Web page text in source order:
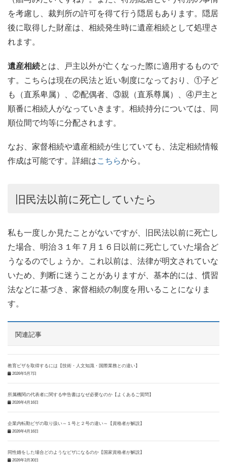
を考慮し、裁判所の許可を得て行う隠居もあります。隠居
後に取得した財産は、相続発生時に遺産相続として処理さ
れます。
遺産相続とは、戸主以外が亡くなった際に適用するもので
す。こちらは現在の民法と近い制度になっており、①子ど
も（直系卑属）、②配偶者、③親（直系尊属）、④戸主と
順番に相続人がなっていきます。相続持分については、同
順位間で均等に分配されます。
なお、家督相続や遺産相続が生じていても、法定相続情報
作成は可能です。詳細はこちらから。
旧民法以前に死亡していたら
私も一度しか見たことがないですが、旧民法以前に死亡し
た場合、明治３１年７月１６日以前に死亡していた場合ど
うなるのでしょうか。これ以前は、法律が明文されていな
いため、判断に迷うことがありますが、基本的には、慣習
法などに基づき、家督相続の制度を用いることになりま
す。
関連記事
教育ビザを取得するには【技術・人文知識・国際業務との違い】
2026年5月7日
所属機関の代表者に関する申告書はなぜ必要なのか【よくあるご質問】
2026年4月16日
企業内転勤ビザの取り扱い～１号と２号の違い～【資格者が解説】
2026年4月16日
同性婚をした場合どのようなビザになるのか【国家資格者が解説】
2026年3月30日